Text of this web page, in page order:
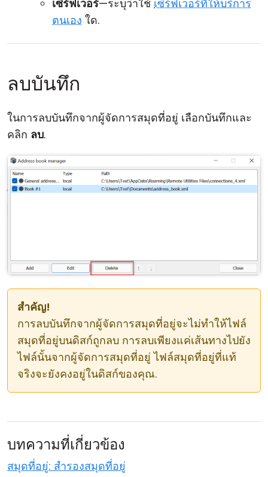
เซิร์ฟเวอร์—ระบุว่าใช้ เซิร์ฟเวอร์ที่ให้บริการ
ตนเอง ใด.
ลบบันทึก
ในการลบบันทึกจากผู้จัดการสมุดที่อยู่ เลือกบันทึกและ
คลิก ลบ.
สำคัญ!
การลบบันทึกจากผู้จัดการสมุดที่อยู่จะไม่ทำให้ไฟล์
สมุดที่อยู่บนดิสก์ถูกลบ การลบเพียงแค่เส้นทางไปยัง
ไฟล์นั้นจากผู้จัดการสมุดที่อยู่ ไฟล์สมุดที่อยู่ที่แท้
จริงจะยังคงอยู่ในดิสก์ของคุณ.
บทความที่เกี่ยวข้อง
สมุดที่อยู่: สำรองสมุดที่อยู่